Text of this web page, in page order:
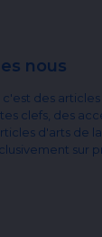
nous
c'est des
clefs, des
d'arts de
sur